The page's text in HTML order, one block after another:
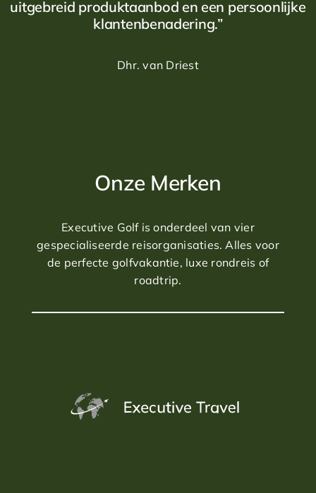
uitgebreid produktaanbod en een persoonlijke
klantenbenadering.”
Dhr. van Driest
Onze Merken
Executive Golf is onderdeel van vier
gespecialiseerde reisorganisaties. Alles voor
de perfecte golfvakantie, luxe rondreis of
roadtrip.